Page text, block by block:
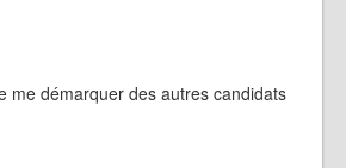
me démarquer des autres candidats